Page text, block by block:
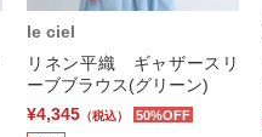
le ciel
リネン平織 ギャザースリ
ーブブラウス(グリーン)
¥4,345 （税込） 50%OFF